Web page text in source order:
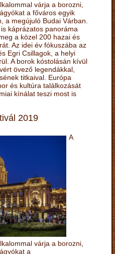
várja a borozni,
a főváros egyik
a megújuló Budai Várban.
káprázatos panoráma
a közel 200 hazai és
Az idei év fókuszába az
Egri Csillagok, a helyi
A borok kóstolásán kívül
övező legendákkal,
titkaival. Európa
és kultúra találkozását
kínálat teszi most is
2019
A
várja a borozni,
a